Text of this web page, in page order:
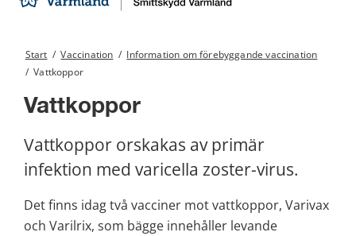
Start / Vaccination / Information om förebyggande vaccination
/ Vattkoppor
Vattkoppor
Vattkoppor orskakas av primär
infektion med varicella zoster-virus.
Det finns idag två vacciner mot vattkoppor, Varivax
och Varilrix, som bägge innehåller levande